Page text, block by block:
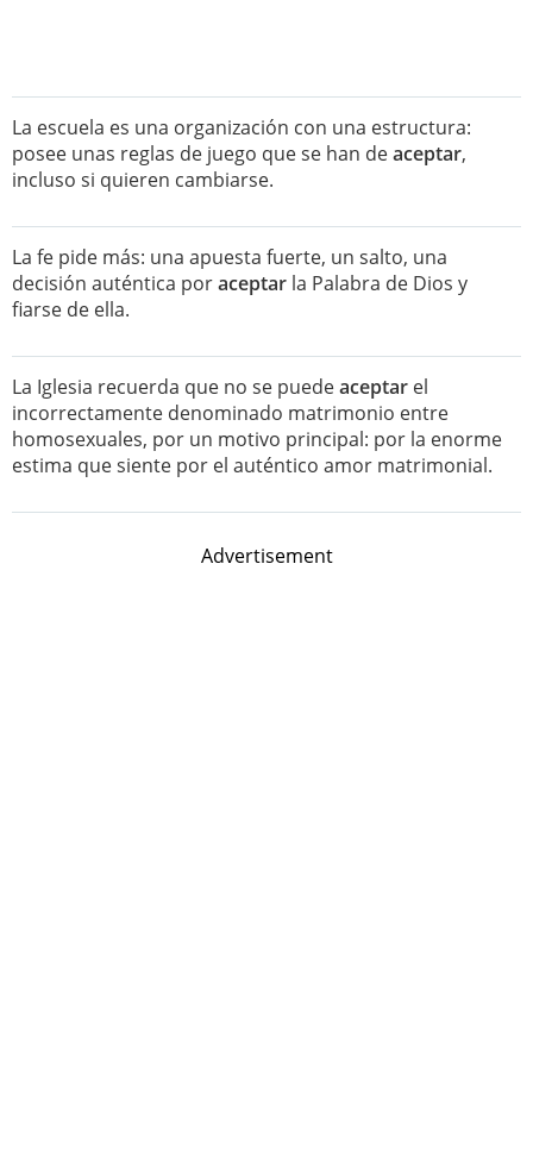
La escuela es una organización con una estructura:
posee unas reglas de juego que se han deaceptar,
incluso si quieren cambiarse.
La fe pide más: una apuesta fuerte, un salto, una
decisión auténtica poraceptar la Palabra de Dios y
fiarse de ella.
La Iglesia recuerda que no se puedeaceptar el
incorrectamente denominado matrimonio entre
homosexuales, por un motivo principal: por la enorme
estima que siente por el auténtico amor matrimonial.
Advertisement